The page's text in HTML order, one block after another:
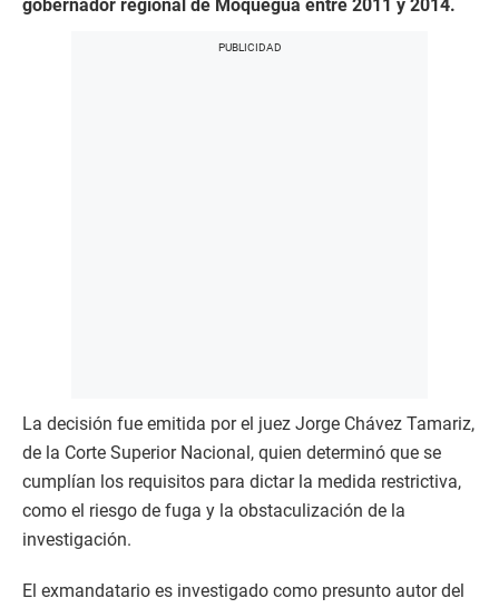
gobernador regional de Moquegua entre 2011 y 2014.
La decisión fue emitida por el juez Jorge Chávez Tamariz,
de la Corte Superior Nacional, quien determinó que se
cumplían los requisitos para dictar la medida restrictiva,
como el riesgo de fuga y la obstaculización de la
investigación.
El exmandatario es investigado como presunto autor del